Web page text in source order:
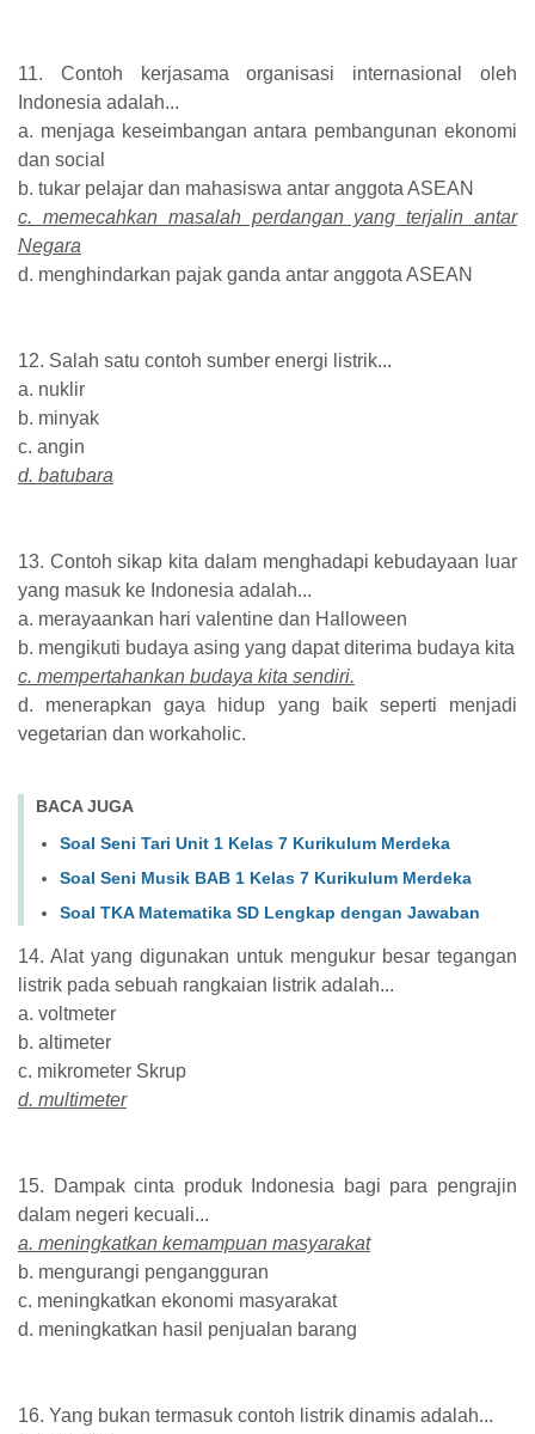
11. Contoh kerjasama organisasi internasional oleh
Indonesia adalah...
a. menjaga keseimbangan antara pembangunan ekonomi
dan social
b. tukar pelajar dan mahasiswa antar anggota ASEAN
c. memecahkan masalah perdangan yang terjalin antar
Negara
d. menghindarkan pajak ganda antar anggota ASEAN
12. Salah satu contoh sumber energi listrik...
a. nuklir
b. minyak
c. angin
d. batubara
13. Contoh sikap kita dalam menghadapi kebudayaan luar
yang masuk ke Indonesia adalah...
a. merayaankan hari valentine dan Halloween
b. mengikuti budaya asing yang dapat diterima budaya kita
c. mempertahankan budaya kita sendiri.
d. menerapkan gaya hidup yang baik seperti menjadi
vegetarian dan workaholic.
BACA JUGA
Soal Seni Tari Unit 1 Kelas 7 Kurikulum Merdeka
Soal Seni Musik BAB 1 Kelas 7 Kurikulum Merdeka
Soal TKA Matematika SD Lengkap dengan Jawaban
14. Alat yang digunakan untuk mengukur besar tegangan
listrik pada sebuah rangkaian listrik adalah...
a. voltmeter
b. altimeter
c. mikrometer Skrup
d. multimeter
15. Dampak cinta produk Indonesia bagi para pengrajin
dalam negeri kecuali...
a. meningkatkan kemampuan masyarakat
b. mengurangi pengangguran
c. meningkatkan ekonomi masyarakat
d. meningkatkan hasil penjualan barang
16. Yang bukan termasuk contoh listrik dinamis adalah...